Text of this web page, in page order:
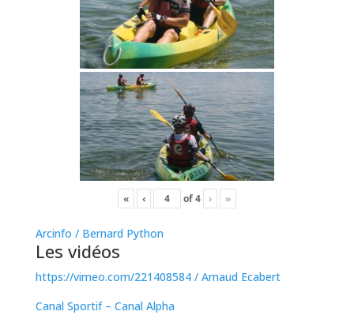
« ‹ of4 › »
Arcinfo / Bernard Python
Les vidéos
https://vimeo.com/221408584/ Arnaud Ecabert
Canal Sportif – Canal Alpha